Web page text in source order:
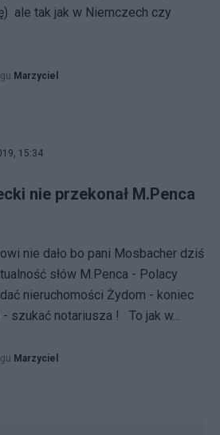
ale tak jak w Niemczech czy
Marzyciel
15:34
nie przekonał M.Penca
nie dało bo pani Mosbacher dziś
słów M.Penca - Polacy
nieruchomości Żydom - koniec
szukać notariusza ! To jak w...
Marzyciel